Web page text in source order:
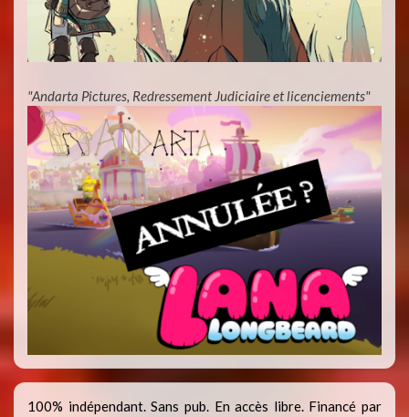
"Andarta Pictures, Redressement Judiciaire et licenciements"
100% indépendant. Sans pub. En accès libre. Financé par